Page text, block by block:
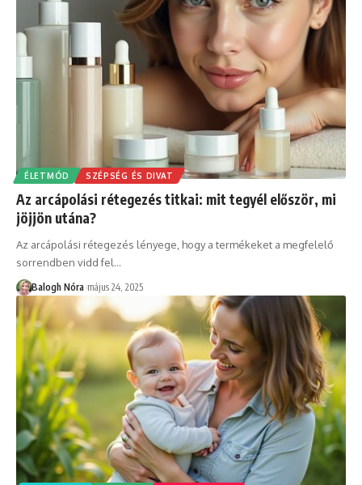
ÉLETMÓD SZÉPSÉG ÉS DIVAT
Az arcápolási rétegezés titkai: mit tegyél először, mi
jöjjön utána?
Az arcápolási rétegezés lényege, hogy a termékeket a megfelelő
sorrendben vidd fel…
Balogh Nóra május 24, 2025